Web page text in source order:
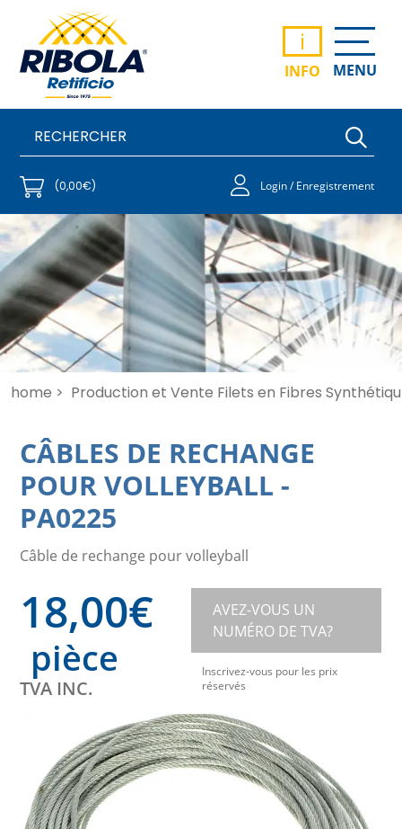
i
INFO MENU
(0,00€) Login / Enregistrement
home > Production et Vente Filets en Fibres
CÂBLES DE RECHANGE
POUR VOLLEYBALL -
PA0225
Câble de rechange pour volleyball
18,00€
pièce
TVA INC.
AVEZ-VOUS UN
NUMÉRO DE TVA?
Inscrivez-vous pour les prix
réservés